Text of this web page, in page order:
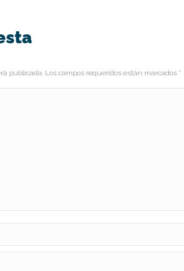
publicada. Los campos requeridos están marcados *